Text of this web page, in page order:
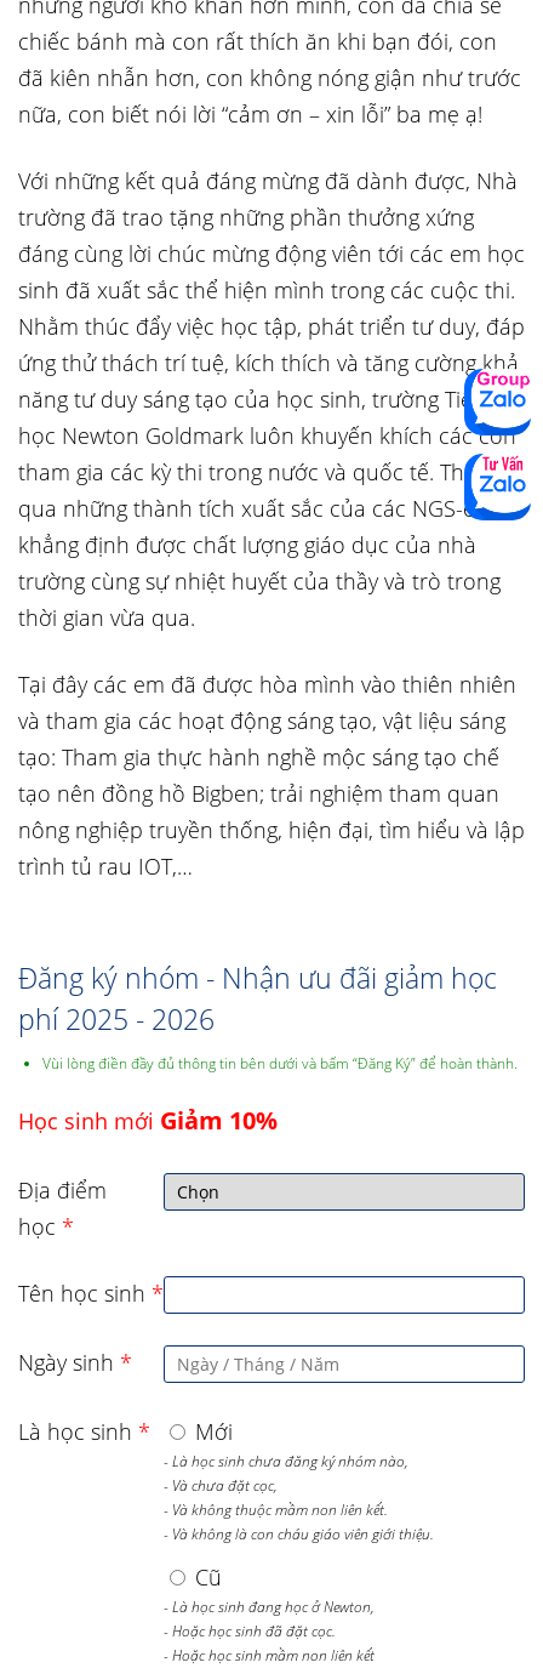
chiếc bánh mà con rất thích ăn khi bạn đói, con
đã kiên nhẫn hơn, con không nóng giận như trước
nữa, con biết nói lời “cảm ơn – xin lỗi” ba mẹ ạ!
Với những kết quả đáng mừng đã dành được, Nhà
trường đã trao tặng những phần thưởng xứng
đáng cùng lời chúc mừng động viên tới các em học
sinh đã xuất sắc thể hiện mình trong các cuộc thi.
Nhằm thúc đẩy việc học tập, phát triển tư duy, đáp
ứng thử thách trí tuệ, kích thích và tăng cường khả
năng tư duy sáng tạo của học sinh, trường Tiểu
học Newton Goldmark luôn khuyến khích các con
tham gia các kỳ thi trong nước và quốc tế. Thông
qua những thành tích xuất sắc của các NGS-er đã
khẳng định được chất lượng giáo dục của nhà
trường cùng sự nhiệt huyết của thầy và trò trong
thời gian vừa qua.
Tại đây các em đã được hòa mình vào thiên nhiên
và tham gia các hoạt động sáng tạo, vật liệu sáng
tạo: Tham gia thực hành nghề mộc sáng tạo chế
tạo nên đồng hồ Bigben; trải nghiệm tham quan
nông nghiệp truyền thống, hiện đại, tìm hiểu và lập
trình tủ rau IOT,…
Đăng ký nhóm - Nhận ưu đãi giảm học
phí 2025 - 2026
Vùi lòng điền đầy đủ thông tin bên dưới và bấm “Đăng Ký” để hoàn thành.
Học sinh mới Giảm 10%
Địa điểm
học *
Tên học sinh *
Ngày sinh *
Là học sinh * Mới
- Là học sinh chưa đăng ký nhóm nào,
- Và chưa đặt cọc,
- Và không thuộc mầm non liên kết.
- Và không là con cháu giáo viên giới thiệu.
Cũ
- Là học sinh đang học ở Newton,
- Hoặc học sinh đã đặt cọc.
- Hoặc học sinh mầm non liên kết